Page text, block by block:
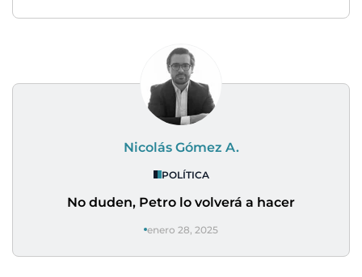
Nicolás Gómez A.
POLÍTICA
No duden, Petro lo volverá a hacer
enero 28, 2025